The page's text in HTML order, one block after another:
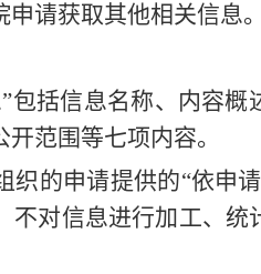
请获取其他相关信息。
包括信息名称、内容概
范围等七项内容。
织的申请提供的“依申
不对信息进行加工、统